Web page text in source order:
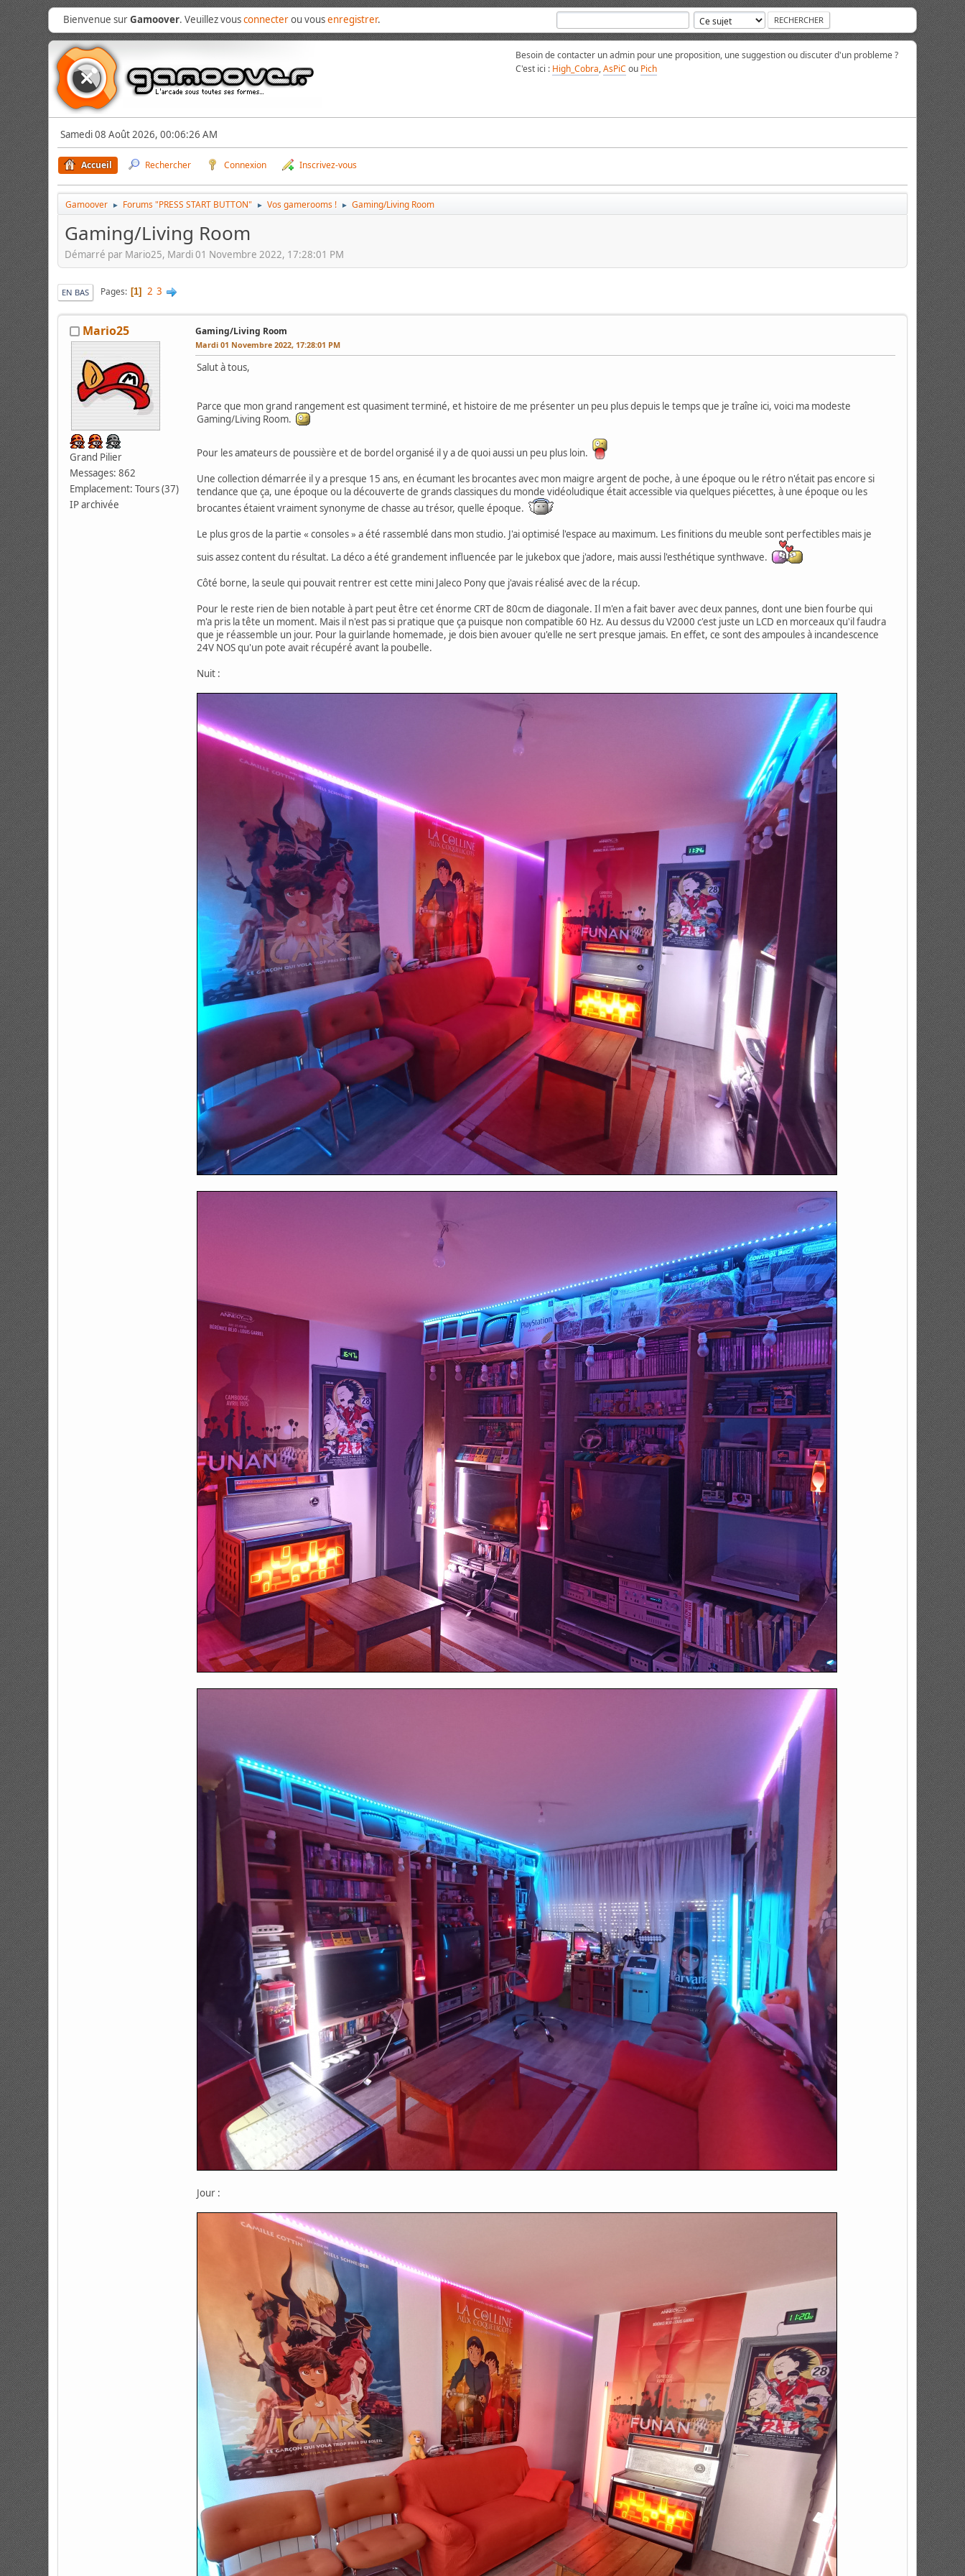
Bienvenue surGamoover. Veuillez vousconnecterou vousenregistrer.
Besoin de contacter un admin pour une proposition, une suggestion ou discuter d'un probleme ?
C'est ici : High_Cobra,AsPiC ou Pich
Samedi 08 Août 2026, 00:06:26 AM
Accueil Rechercher Connexion Inscrivez-vous
Gamoover ► Forums "PRESS START BUTTON" ► Vos gamerooms ! ► Gaming/Living Room
Gaming/Living Room
Démarré par Mario25, Mardi 01 Novembre 2022, 17:28:01 PM
EN BAS Pages 1 2 3
Mario25
Grand Pilier
Messages: 862
Emplacement: Tours (37)
IP archivée
Gaming/Living Room
Mardi 01 Novembre 2022, 17:28:01 PM
Salut à tous,
Parce que mon grand rangement est quasiment terminé, et histoire de me présenter un peu plus depuis le temps que je traîne ici, voici ma modeste
Gaming/Living Room.
Pour les amateurs de poussière et de bordel organisé il y a de quoi aussi un peu plus loin.
Une collection démarrée il y a presque 15 ans, en écumant les brocantes avec mon maigre argent de poche, à une époque ou le rétro n'était pas encore si
tendance que ça, une époque ou la découverte de grands classiques du monde vidéoludique était accessible via quelques piécettes, à une époque ou les
brocantes étaient vraiment synonyme de chasse au trésor, quelle époque.
Le plus gros de la partie « consoles » a été rassemblé dans mon studio. J'ai optimisé l'espace au maximum. Les finitions du meuble sont perfectibles mais je
suis assez content du résultat. La déco a été grandement influencée par le jukebox que j'adore, mais aussi l'esthétique synthwave.
Côté borne, la seule qui pouvait rentrer est cette mini Jaleco Pony que j'avais réalisé avec de la récup.
Pour le reste rien de bien notable à part peut être cet énorme CRT de 80cm de diagonale. Il m'en a fait baver avec deux pannes, dont une bien fourbe qui
m'a pris la tête un moment. Mais il n'est pas si pratique que ça puisque non compatible 60 Hz. Au dessus du V2000 c'est juste un LCD en morceaux qu'il faudra
que je réassemble un jour. Pour la guirlande homemade, je dois bien avouer qu'elle ne sert presque jamais. En effet, ce sont des ampoules à incandescence
24V NOS qu'un pote avait récupéré avant la poubelle.
Nuit :
Jour :